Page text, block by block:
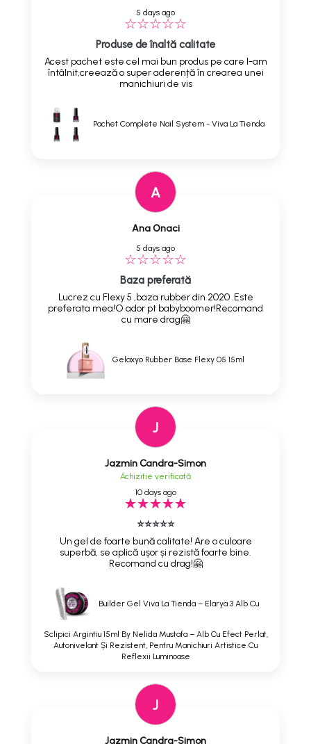
5 days ago
Produse de înaltă calitate
Acest pachet este cel mai bun produs pe care l-am
întâlnit,creează o super aderență în crearea unei
manichiuri de vis
Pachet Complete Nail System - Viva La Tienda
A
Ana Onaci
5 days ago
Baza preferată
Lucrez cu Flexy 5 ,baza rubber din 2020 .Este
preferata mea!O ador pt babyboomer!Recomand
cu mare drag🤗
Gelaxyo Rubber Base Flexy 05 15ml
J
Jazmin Candra-Simon
Achizitie verificată
10 days ago
⭐⭐⭐⭐⭐
Un gel de foarte bună calitate! Are o culoare
superbă, se aplică ușor și rezistă foarte bine.
Recomand cu drag!🤗
Builder Gel Viva La Tienda – Elarya 3 Alb Cu
Sclipici Argintiu 15ml By Nelida Mustafa – Alb Cu Efect Perlat,
Autonivelant Și Rezistent, Pentru Manichiuri Artistice Cu
Reflexii Luminoase
J
Jazmin Candra-Simon